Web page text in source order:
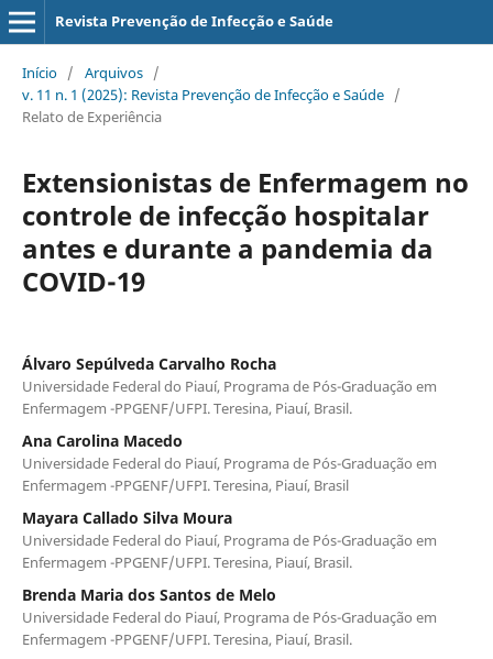
Revista Prevenção de Infecção e Saúde
Início / Arquivos /
v. 11 n. 1 (2025): Revista Prevenção de Infecção e Saúde /
Relato de Experiência
Extensionistas de Enfermagem no
controle de infecção hospitalar
antes e durante a pandemia da
COVID-19
Álvaro Sepúlveda Carvalho Rocha
Universidade Federal do Piauí, Programa de Pós-Graduação em
Enfermagem -PPGENF/UFPI. Teresina, Piauí, Brasil.
Ana Carolina Macedo
Universidade Federal do Piauí, Programa de Pós-Graduação em
Enfermagem -PPGENF/UFPI. Teresina, Piauí, Brasil
Mayara Callado Silva Moura
Universidade Federal do Piauí, Programa de Pós-Graduação em
Enfermagem -PPGENF/UFPI. Teresina, Piauí, Brasil.
Brenda Maria dos Santos de Melo
Universidade Federal do Piauí, Programa de Pós-Graduação em
Enfermagem -PPGENF/UFPI. Teresina, Piauí, Brasil.